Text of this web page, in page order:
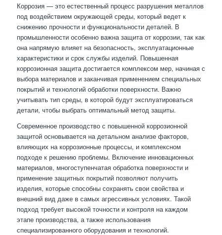
Коррозия — это естественный процесс разрушения металлов
под воздействием окружающей среды, который ведет к
снижению прочности и функциональности деталей. В
промышленности особенно важна защита от коррозии, так как
она напрямую влияет на безопасность, эксплуатационные
характеристики и срок службы изделий. Повышенная
коррозионная защита достигается комплексом мер, начиная с
выбора материалов и заканчивая применением специальных
покрытий и технологий обработки поверхности. Важно
учитывать тип среды, в которой будут эксплуатироваться
детали, чтобы выбрать оптимальный метод защиты.
Современное производство с повышенной коррозионной
защитой основывается на детальном анализе факторов,
влияющих на коррозионные процессы, и комплексном
подходе к решению проблемы. Включение инновационных
материалов, многоступенчатая обработка поверхности и
применение защитных покрытий позволяют получить
изделия, которые способны сохранять свои свойства и
внешний вид даже в самых агрессивных условиях. Такой
подход требует высокой точности и контроля на каждом
этапе производства, а также использования
специализированного оборудования и технологий.